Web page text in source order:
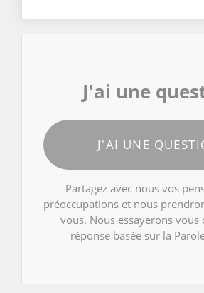
J'ai une
J'AI UNE
Partagez avec nous vos
préoccupations et nous
vous. Nous essayerons vous
réponse basée sur la